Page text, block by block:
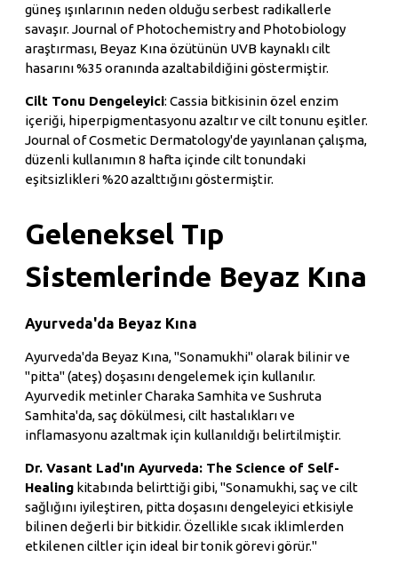
güneş ışınlarının neden olduğu serbest radikallerle
savaşır. Journal of Photochemistry and Photobiology
araştırması, Beyaz Kına özütünün UVB kaynaklı cilt
hasarını %35 oranında azaltabildiğini göstermiştir.
Cilt Tonu Dengeleyici: Cassia bitkisinin özel enzim
içeriği, hiperpigmentasyonu azaltır ve cilt tonunu eşitler.
Journal of Cosmetic Dermatology'de yayınlanan çalışma,
düzenli kullanımın 8 hafta içinde cilt tonundaki
eşitsizlikleri %20 azalttığını göstermiştir.
Geleneksel Tıp
Sistemlerinde Beyaz Kına
Ayurveda'da Beyaz Kına
Ayurveda'da Beyaz Kına, "Sonamukhi" olarak bilinir ve
"pitta" (ateş) doşasını dengelemek için kullanılır.
Ayurvedik metinler Charaka Samhita ve Sushruta
Samhita'da, saç dökülmesi, cilt hastalıkları ve
inflamasyonu azaltmak için kullanıldığı belirtilmiştir.
Dr. Vasant Lad'ın Ayurveda: The Science of Self-
Healing kitabında belirttiği gibi, "Sonamukhi, saç ve cilt
sağlığını iyileştiren, pitta doşasını dengeleyici etkisiyle
bilinen değerli bir bitkidir. Özellikle sıcak iklimlerden
etkilenen ciltler için ideal bir tonik görevi görür."